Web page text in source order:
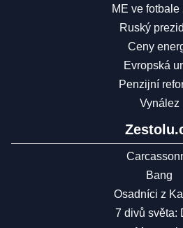
ME ve fotbale
Ruský
Ceny
Evropská
Penzijní
Vynález
Bang
Osadníci z
7 divů světa: